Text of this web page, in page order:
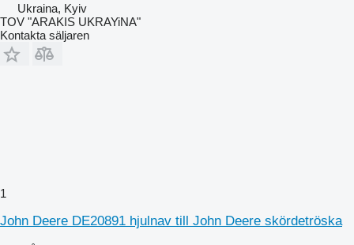
Ukraina, Kyiv
TOV "ARAKIS UKRAYiNA"
Kontakta säljaren
1
John Deere DE20891 hjulnav till John Deere skördetröska